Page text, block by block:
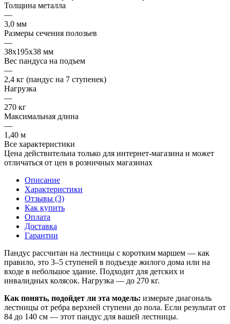
Толщина металла
—
3,0 мм
Размеры сечения полозьев
—
38х195х38 мм
Вес пандуса на подъем
—
2,4 кг (пандус на 7 ступенек)
Нагрузка
—
270 кг
Максимальная длина
—
1,40 м
Все характеристики
Цена действительна только для интернет-магазина и может
отличаться от цен в розничных магазинах
Описание
Характеристики
Отзывы (3)
Как купить
Оплата
Доставка
Гарантии
Пандус рассчитан на лестницы с коротким маршем — как
правило, это 3–5 ступеней в подъезде жилого дома или на
входе в небольшое здание. Подходит для детских и
инвалидных колясок. Нагрузка — до 270 кг.
Как понять, подойдет ли эта модель: измерьте диагональ
лестницы от ребра верхней ступени до пола. Если результат от
84 до 140 см — этот пандус для вашей лестницы.